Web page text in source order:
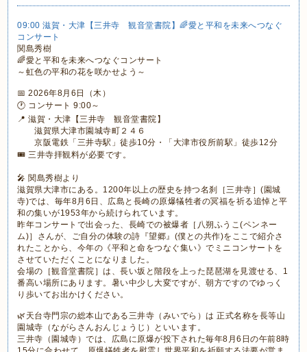
09:00 滋賀・大津【三井寺 観音堂書院】🌈愛と平和を未来へつなぐ
コンサート
関島秀樹
🌈愛と平和を未来へつなぐコンサート
～虹色の平和の花を咲かせよう～
📅 2026年8月6日（木）
🕐 コンサート 9:00～
📍 滋賀・大津【三井寺 観音堂書院】
滋賀県大津市園城寺町２４６
京阪電鉄「三井寺駅」徒歩10分・「大津市役所前駅」徒歩12分
🎟 三井寺拝観料が必要です。
🎤 関島秀樹より
滋賀県大津市にある。1200年以上の歴史を持つ名刹［三井寺］(園城
寺)では、毎年8月6日、広島と長崎の原爆犠牲者の冥福を祈る追悼と平
和の集いが1953年から続けられています。
昨年コンサートで出会った、長崎での被爆者［八朔ふうこ(ペンネー
ム)］さんが、ご自分の体験の詩『望郷』(僕との共作)をここで紹介さ
れたことから、今年の《平和と命をつなぐ集い》でミニコンサートを
させていただくことになりました。
会場の［観音堂書院］は、長い坂と階段を上った琵琶湖を見渡せる、1
番高い場所にあります。暑い中少し大変ですが、朝方ですのでゆっく
り歩いてお出かけください。
🌿天台寺門宗の総本山である三井寺（みいでら）は 正式名称を長等山
園城寺（ながらさんおんじょうじ）といいます。
三井寺（園城寺）では、広島に原爆が投下された毎年8月6日の午前8時